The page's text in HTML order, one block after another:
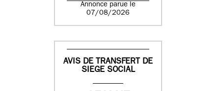
Annonce parue le
07/08/2026
AVIS DE TRANSFERT DE
SIEGE SOCIAL